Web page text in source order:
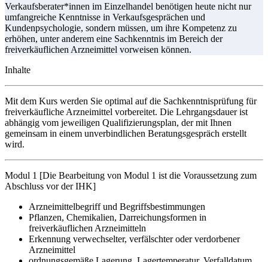
Verkaufsberater*innen im Einzelhandel benötigen heute nicht nur
umfangreiche Kenntnisse in Verkaufsgesprächen und
Kundenpsychologie, sondern müssen, um ihre Kompetenz zu
erhöhen, unter anderem eine Sachkenntnis im Bereich der
freiverkäuflichen Arzneimittel vorweisen können.
Inhalte
Mit dem Kurs werden Sie optimal auf die Sachkenntnisprüfung für
freiverkäufliche Arzneimittel vorbereitet. Die Lehrgangsdauer ist
abhängig vom jeweiligen Qualifizierungsplan, der mit Ihnen
gemeinsam in einem unverbindlichen Beratungsgespräch erstellt
wird.
Modul 1 [Die Bearbeitung von Modul 1 ist die Voraussetzung zum
Abschluss vor der IHK]
Arzneimittelbegriff und Begriffsbestimmungen
Pflanzen, Chemikalien, Darreichungsformen in
freiverkäuflichen Arzneimitteln
Erkennung verwechselter, verfälschter oder verdorbener
Arzneimittel